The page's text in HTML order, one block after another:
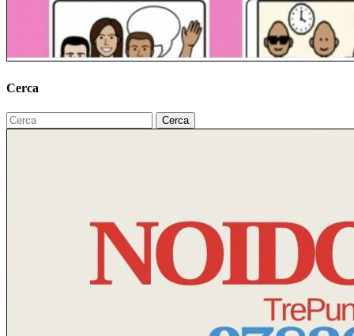
Cerca